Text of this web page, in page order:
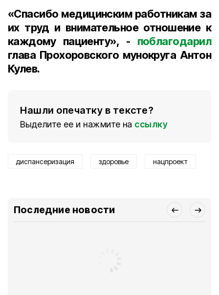
«Спасибо медицинским работникам за
их труд и внимательное отношение к
каждому пациенту», - поблагодарил
глава Прохоровского мунокруга Антон
Кулев.
Нашли опечатку в тексте?
Выделите ее и нажмите на ссылку
диспансеризация здоровье нацпроект
Последние новости